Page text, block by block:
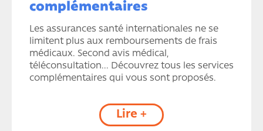
complémentaires
Les assurances santé internationales ne se
limitent plus aux remboursements de frais
médicaux. Second avis médical,
téléconsultation... Découvrez tous les services
complémentaires qui vous sont proposés.
Lire +